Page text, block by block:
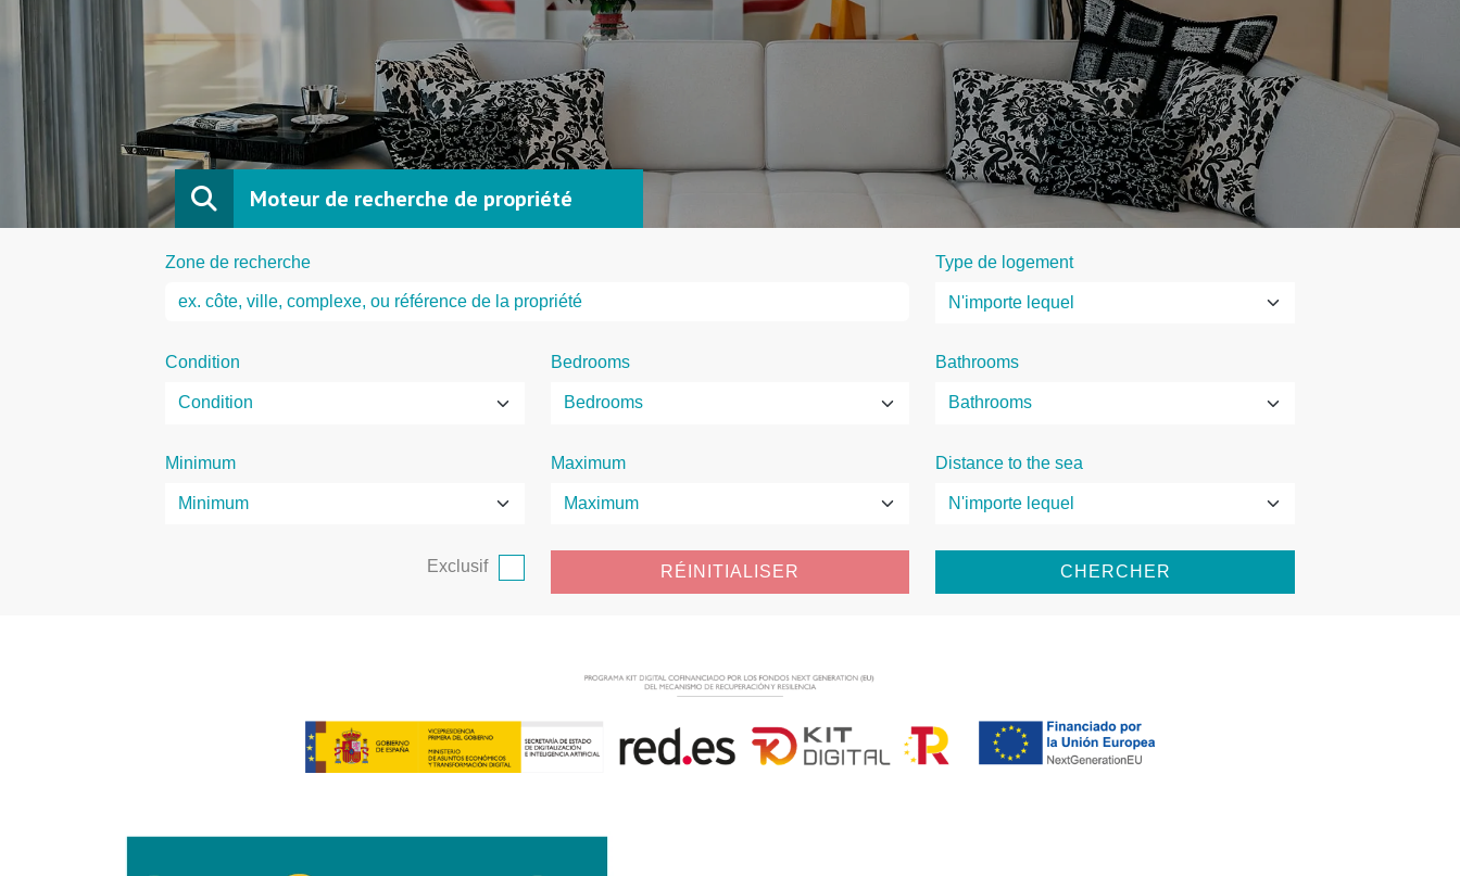
Moteur de recherche de propriété
Zone de recherche Type de logement
Condition Bedrooms Bathrooms
Minimum Maximum Distance to the sea
Exclusif RÉINITIALISER CHERCHER